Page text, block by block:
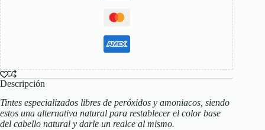
Descripción
Tintes especializados libres de peróxidos y amoniacos, siendo
estos una alternativa natural para restablecer el color base
del cabello natural y darle un realce al mismo.